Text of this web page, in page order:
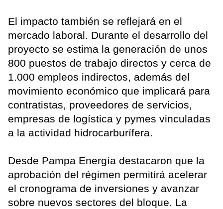
El impacto también se reflejará en el
mercado laboral. Durante el desarrollo del
proyecto se estima la generación de unos
800 puestos de trabajo directos y cerca de
1.000 empleos indirectos, además del
movimiento económico que implicará para
contratistas, proveedores de servicios,
empresas de logística y pymes vinculadas
a la actividad hidrocarburífera.
Desde Pampa Energía destacaron que la
aprobación del régimen permitirá acelerar
el cronograma de inversiones y avanzar
sobre nuevos sectores del bloque. La